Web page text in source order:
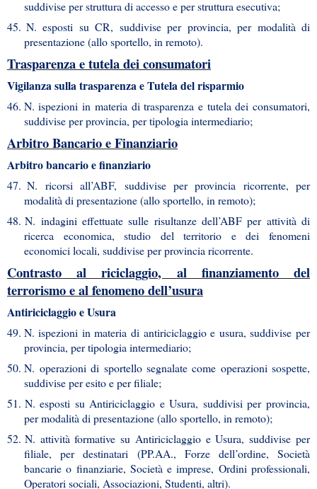
suddivise per struttura di accesso e per struttura esecutiva;
45. N. esposti su CR, suddivise per provincia, per modalità di
presentazione (allo sportello, in remoto).
Trasparenza e tutela dei consumatori
Vigilanza sulla trasparenza e Tutela del risparmio
46. N. ispezioni in materia di trasparenza e tutela dei consumatori,
suddivise per provincia, per tipologia intermediario;
Arbitro Bancario e Finanziario
Arbitro bancario e finanziario
47. N. ricorsi all’ABF, suddivise per provincia ricorrente, per
modalità di presentazione (allo sportello, in remoto);
48. N. indagini effettuate sulle risultanze dell’ABF per attività di
ricerca economica, studio del territorio e dei fenomeni
economici locali, suddivise per provincia ricorrente.
Contrasto al riciclaggio, al finanziamento del
terrorismo e al fenomeno dell’usura
Antiriciclaggio e Usura
49. N. ispezioni in materia di antiriciclaggio e usura, suddivise per
provincia, per tipologia intermediario;
50. N. operazioni di sportello segnalate come operazioni sospette,
suddivise per esito e per filiale;
51. N. esposti su Antiriciclaggio e Usura, suddivisi per provincia,
per modalità di presentazione (allo sportello, in remoto);
52. N. attività formative su Antiriciclaggio e Usura, suddivise per
filiale, per destinatari (PP.AA., Forze dell’ordine, Società
bancarie o finanziarie, Società e imprese, Ordini professionali,
Operatori sociali, Associazioni, Studenti, altri).